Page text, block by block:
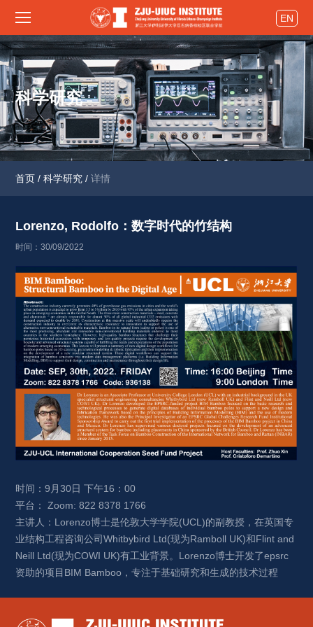
EN
科学研究
首页 / 科学研究 / 详情
Lorenzo, Rodolfo：数字时代的竹结构
时间：30/09/2022
时间：9月30日 下午16：00
平台： Zoom: 822 8378 1766
主讲人：Lorenzo博士是伦敦大学学院(UCL)的副教授，在英国专
业结构工程咨询公司Whitbybird Ltd(现为Ramboll UK)和Flint and
Neill Ltd(现为COWI UK)有工业背景。Lorenzo博士开发了epsrc
资助的项目BIM Bamboo，专注于基础研究和生成的技术过程